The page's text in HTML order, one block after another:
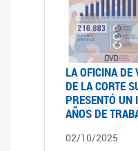
LA OFICINA DE
DE LA CORTE
PRESENTÓ UN
AÑOS DE
02/10/2025